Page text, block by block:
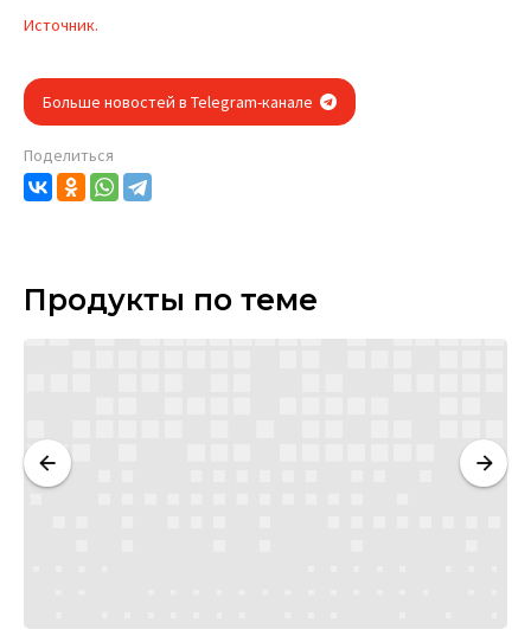
Источник.
Больше новостей в Telegram-канале
Поделиться
Продукты по теме